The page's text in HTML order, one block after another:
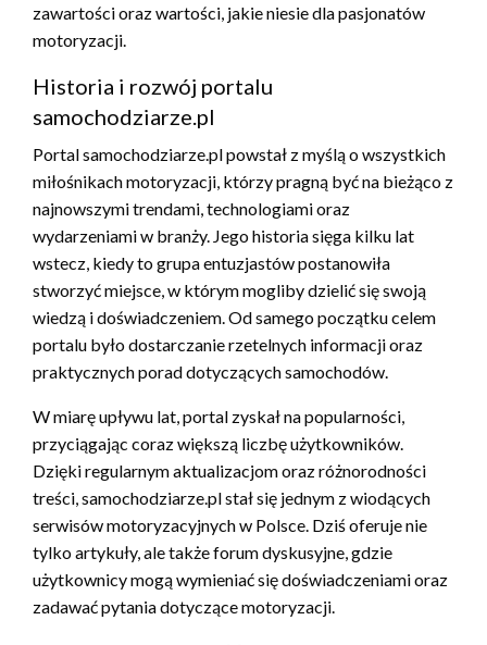
zawartości oraz wartości, jakie niesie dla pasjonatów
motoryzacji.
Historia i rozwój portalu
samochodziarze.pl
Portal samochodziarze.pl powstał z myślą o wszystkich
miłośnikach motoryzacji, którzy pragną być na bieżąco z
najnowszymi trendami, technologiami oraz
wydarzeniami w branży. Jego historia sięga kilku lat
wstecz, kiedy to grupa entuzjastów postanowiła
stworzyć miejsce, w którym mogliby dzielić się swoją
wiedzą i doświadczeniem. Od samego początku celem
portalu było dostarczanie rzetelnych informacji oraz
praktycznych porad dotyczących samochodów.
W miarę upływu lat, portal zyskał na popularności,
przyciągając coraz większą liczbę użytkowników.
Dzięki regularnym aktualizacjom oraz różnorodności
treści, samochodziarze.pl stał się jednym z wiodących
serwisów motoryzacyjnych w Polsce. Dziś oferuje nie
tylko artykuły, ale także forum dyskusyjne, gdzie
użytkownicy mogą wymieniać się doświadczeniami oraz
zadawać pytania dotyczące motoryzacji.